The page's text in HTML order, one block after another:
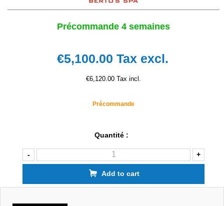
Précommande 4 semaines
€5,100.00 Tax excl.
€6,120.00 Tax incl.
Précommande
Quantité :
- +
Add to cart